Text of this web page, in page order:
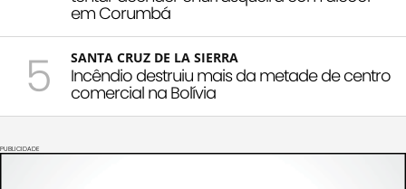
em Corumbá
5 SANTA CRUZ DE LA SIERRA
Incêndio destruiu mais da metade de centro
comercial na Bolívia
PUBLICIDADE